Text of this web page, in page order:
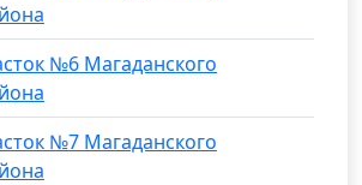
№6 Магаданского
№7 Магаданского